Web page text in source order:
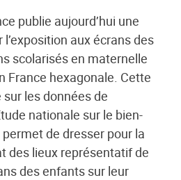
publie aujourd’hui une
aux écrans des
scolarisés en maternelle
France hexagonale. Cette
sur les données de
nationale sur le bien-
de dresser pour la
des lieux représentatif de
des enfants sur leur